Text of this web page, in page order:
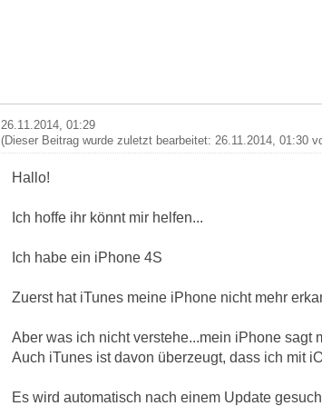
26.11.2014, 01:29
(Dieser Beitrag wurde zuletzt bearbeitet: 26.11.2014, 01:30
Hallo!
Ich hoffe ihr könnt mir helfen...
Ich habe ein iPhone 4S
Zuerst hat iTunes meine iPhone nicht mehr
Aber was ich nicht verstehe...mein iPhone sagt
Auch iTunes ist davon überzeugt, dass ich mit
Es wird automatisch nach einem Update